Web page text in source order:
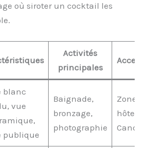
où siroter un cocktail les
Activités
principales
blanc
vue
publique
Baignade,
bronzage,
photographie
Zone
Cancun